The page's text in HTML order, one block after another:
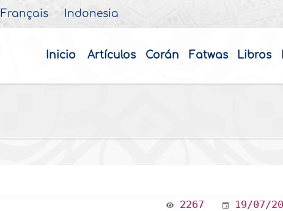
Français Indonesia
Inicio Artículos Corán Fatwas Libros
2267 19/07/